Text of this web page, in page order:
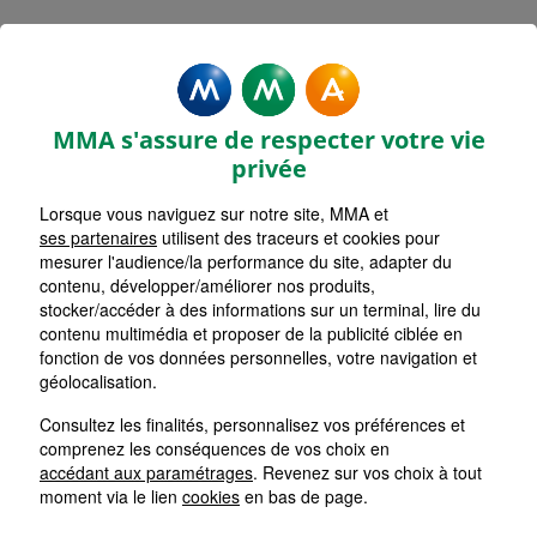
Mentions légales - MMA
MONTAUROUX
Accueil
Retour
Mentions Légales
Les cookies sur le site de votre
Agent Général MMA
MMA s'assure de respecter votre vie
privée
Lorsque vous naviguez sur notre site, MMA et
ses partenaires utilisent des traceurs et cookies pour
mesurer l'audience/la performance du site, adapter du
contenu, développer/améliorer nos produits,
stocker/accéder à des informations sur un terminal, lire du
contenu multimédia et proposer de la publicité ciblée en
fonction de vos données personnelles, votre navigation et
géolocalisation.
Consultez les finalités, personnalisez vos préférences et
comprenez les conséquences de vos choix en
accédant aux paramétrages. Revenez sur vos choix à tout
moment via le lien cookies en bas de page.